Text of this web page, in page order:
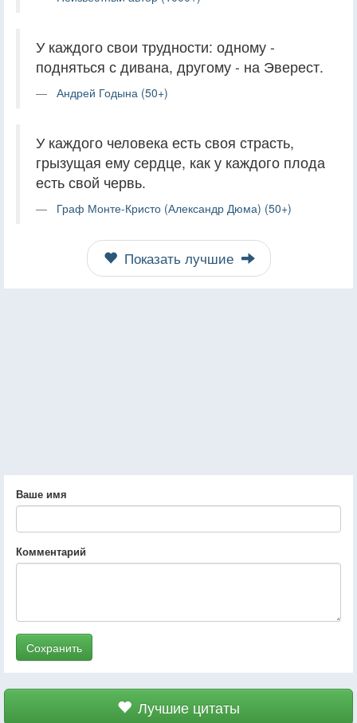
У каждого свои трудности: одному -
подняться с дивана, другому - на Эверест.
Андрей Годына (50+)
У каждого человека есть своя страсть,
грызущая ему сердце, как у каждого плода
есть свой червь.
Граф Монте-Кристо (Александр Дюма) (50+)
Показать лучшие
Ваше имя
Комментарий
Сохранить
Лучшие цитаты